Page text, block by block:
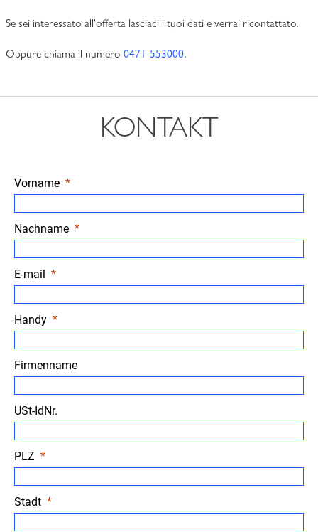
Se sei interessato all'offerta lasciaci i tuoi dati e verrai ricontattato.
Oppure chiama il numero 0471-553000.
KONTAKT
Vorname
Nachname
E-mail
Handy
Firmenname
USt-IdNr.
PLZ
Stadt